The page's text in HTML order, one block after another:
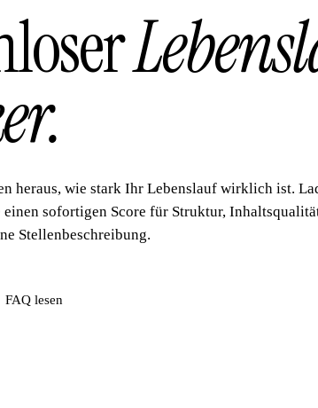
heraus, wie stark Ihr Lebenslauf wirklich ist.
einen sofortigen Score für Struktur,
Stellenbeschreibung.
FAQ lesen